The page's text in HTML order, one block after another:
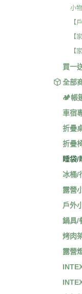
小
【
【
【
買一
全部
🏕️帳
車宿
折疊
折疊
睡袋/
冰桶/
露營
戶外
鍋具/
烤肉
露營